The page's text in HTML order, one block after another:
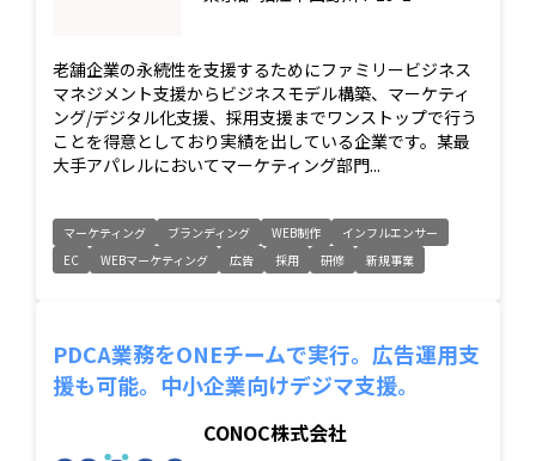
老舗企業の永続性を支援するためにファミリービジネス
マネジメント支援からビジネスモデル構築、マーケティ
ング/デジタル化支援、採用支援までワンストップで行う
ことを得意としており実績を出している企業です。某最
大手アパレルにおいてマーケティング部門...
マーケティング ブランディング WEB制作
インフルエンサー
EC
WEBマーケティング 広告 採用 研修 新規事業
PDCA業務をONEチームで実行。広告運用支
援も可能。中小企業向けデジマ支援。
CONOC株式会社